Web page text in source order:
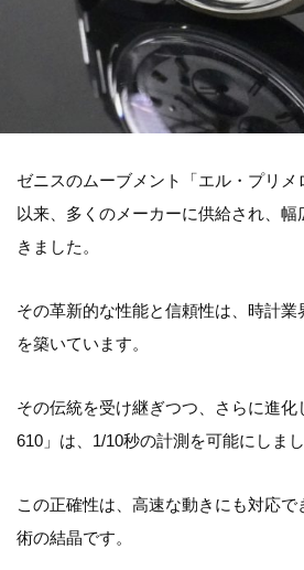
ゼニスのムーブメント「エル・プリメ
以来、多くのメーカーに供給され、幅
きました。
その革新的な性能と信頼性は、時計業
を築いています。
その伝統を受け継ぎつつ、さらに進
610」は、1/10秒の計測を可能にしまし
この正確性は、高速な動きにも対応
術の結晶です。